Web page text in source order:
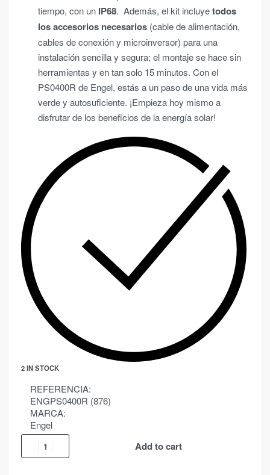
tiempo, con un IP68. Además, el kit incluyetodos
los accesorios necesarios (cable de alimentación,
cables de conexión y microinversor) para una
instalación sencilla y segura; el montaje se hace sin
herramientas y en tan solo 15 minutos. Con el
PS0400R de Engel, estás a un paso de una vida más
verde y autosuficiente. ¡Empieza hoy mismo a
disfrutar de los beneficios de la energía solar!
2 IN STOCK
REFERENCIA:
ENGPS0400R (876)
MARCA:
Engel
Add to cart